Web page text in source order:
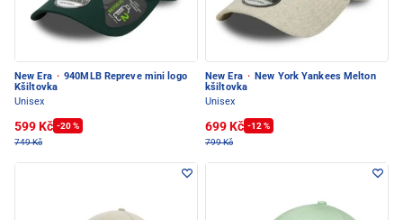
New Era · 940MLB Repreve mini logo
Kšiltovka
Unisex
599 Kč -20 %
749 Kč
New Era · New York Yankees Melton
kšiltovka
Unisex
699 Kč -12 %
799 Kč